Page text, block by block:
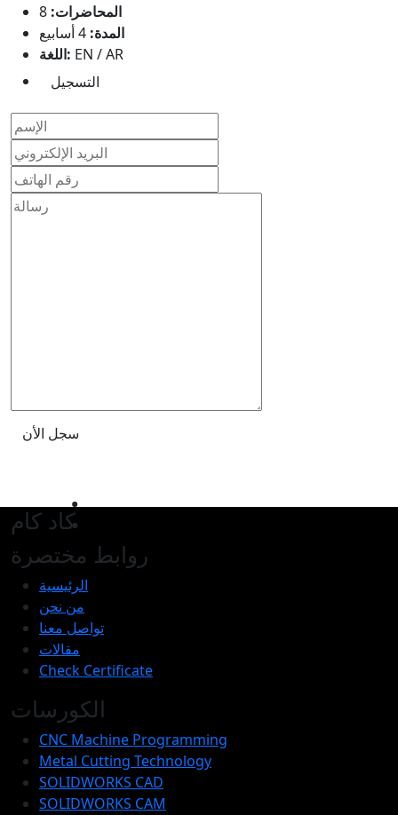
المحاضرات: 8
المدة: 4 أسابيع
اللغة: EN / AR
التسجيل
سجل الأن
كاد كام
روابط مختصرة
الرئيسية
من نحن
تواصل معنا
مقالات
Check Certificate
الكورسات
CNC Machine Programming
Metal Cutting Technology
SOLIDWORKS CAD
SOLIDWORKS CAM